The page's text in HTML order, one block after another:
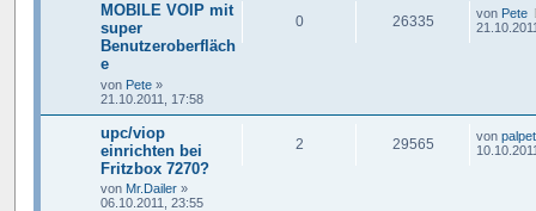
MOBILE VOIP mit
super
Benutzeroberfläch
e
von Pete »
21.10.2011, 17:58
0 26335 von Pete
upc/viop
einrichten bei
Fritzbox 7270?
von Mr.Dailer »
06.10.2011, 23:55
2 29565 von